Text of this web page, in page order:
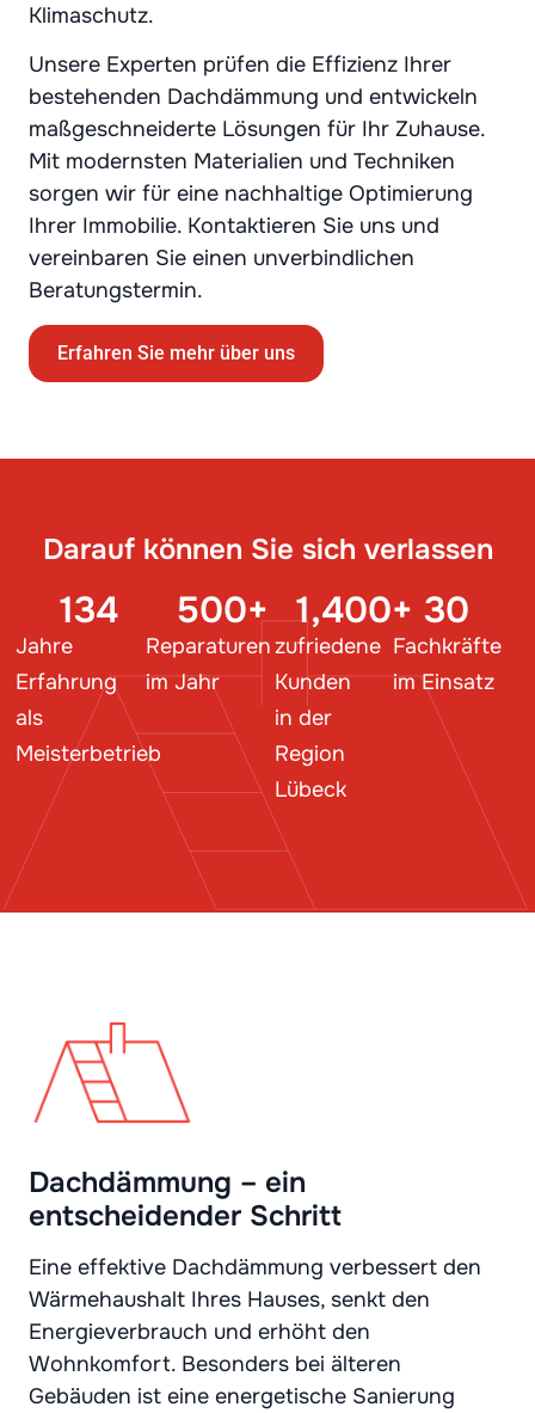
Klimaschutz.
Unsere Experten prüfen die Effizienz Ihrer
bestehenden Dachdämmung und entwickeln
maßgeschneiderte Lösungen für Ihr Zuhause.
Mit modernsten Materialien und Techniken
sorgen wir für eine nachhaltige Optimierung
Ihrer Immobilie. Kontaktieren Sie uns und
vereinbaren Sie einen unverbindlichen
Beratungstermin.
Erfahren Sie mehr über uns
Darauf können Sie sich verlassen
Jahre
Erfahrung
als
Meisterbetrieb
134
Reparaturen
im Jahr
500+
zufriedene
Kunden
in der
Region
Lübeck
1,400+
Fachkräfte
im Einsatz
30
Dachdämmung – ein
entscheidender Schritt
Eine effektive Dachdämmung verbessert den
Wärmehaushalt Ihres Hauses, senkt den
Energieverbrauch und erhöht den
Wohnkomfort. Besonders bei älteren
Gebäuden ist eine energetische Sanierung